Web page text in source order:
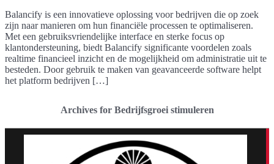
Balancify is een innovatieve oplossing voor bedrijven die op zoek
zijn naar manieren om hun financiële processen te optimaliseren.
Met een gebruiksvriendelijke interface en sterke focus op
klantondersteuning, biedt Balancify significante voordelen zoals
realtime financieel inzicht en de mogelijkheid om administratie uit te
besteden. Door gebruik te maken van geavanceerde software helpt
het platform bedrijven […]
Archives for Bedrijfsgroei stimuleren